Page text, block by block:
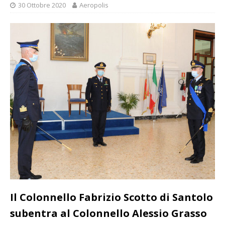
30 Ottobre 2020 Aeropolis
Il Colonnello Fabrizio Scotto di Santolo
subentra al Colonnello Alessio Grasso